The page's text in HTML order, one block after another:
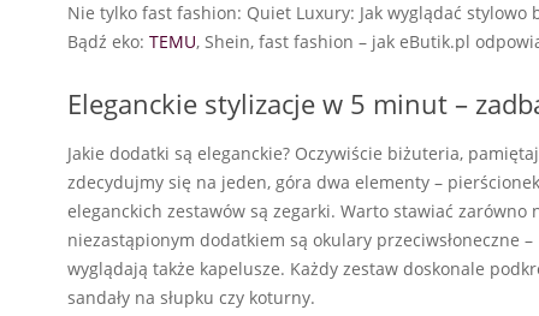
Nie tylko fast fashion: Quiet Luxury: Jak wyglądać stylowo
Bądź eko: TEMU, Shein, fast fashion – jak eButik.pl
Eleganckie stylizacje w 5 minut –
Jakie dodatki są eleganckie? Oczywiście biżuteria,
zdecydujmy się na jeden, góra dwa elementy –
eleganckich zestawów są zegarki. Warto stawiać
niezastąpionym dodatkiem są okulary przeciwsłoneczne
wyglądają także kapelusze. Każdy zestaw doskonale
sandały na słupku czy koturny.